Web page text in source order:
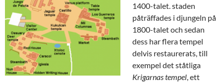
1400-talet. staden
påträffades i djungeln på
1800-talet och sedan
dess har flera tempel
delvis restaurerats, till
exempel det ståtliga
Krigarnas tempel, ett